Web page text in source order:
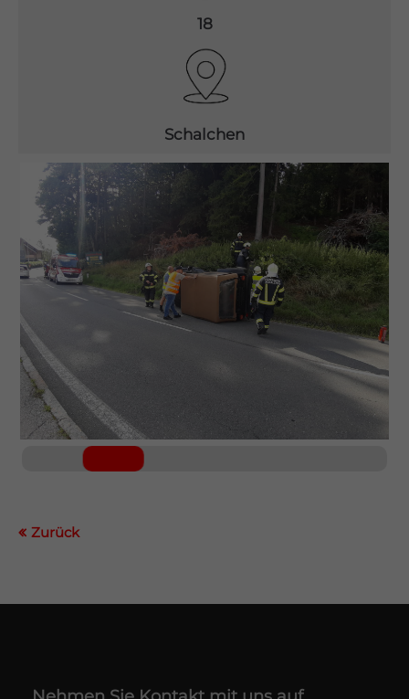
info@yourdomain.com
Lorem ipsum dolor sit amet, consectetuer
Aenean commodo ligula eget dolor. Aenean
massa. Cum sociis natoque penatibus et magnis
dis parturient montes, nascetur ridiculus mus.
Donec quam felis, ultricies nec.
18
Schalchen
Zurück